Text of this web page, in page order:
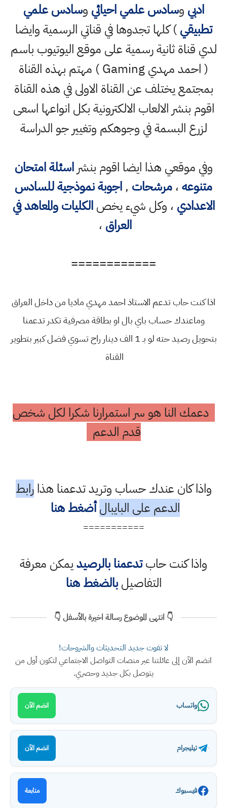
ادبي وسادس علمي احيائي وسادس علمي
تطبيقي) كلها تجدوها في قناتي الرسمية وايضا
لدي قناة ثانية رسمية على موقع اليوتيوب باسم
( احمد مهدي Gaming ) مهتم بهذه القناة
بمجتمع يختلف عن القناة الاولى في هذه القناة
اقوم بنشر الالعاب الالكترونية بكل انواعها اسعى
لزرع البسمة في وجوهكم وتغيير جو الدراسة
وفي موقعي هذا ايضا اقوم بنشراسئلة امتحان
متنوعه،مرشحات ,اجوبة نموذجية للسادس
الاعدادي ، وكل شيء يخصالكليات والمعاهد في
العراق ،
============
اذا كنت حاب تدعم الاستاذ احمد مهدي ماديا من داخل العراق
وماعندك حساب باي بال او بطاقة مصرفية تكدر تدعمنا
بتحويل رصيد حته لو بـ 1 الف دينار راح تسوي فضل كبير بتطوير
القناة
دعمك النا هو سر استمرارنا شكرا لكل شخص
قدم الدعم
واذا كان عندك حساب وتريد تدعمنا هذارابط
الدعم على البايبال أضغط هنا
===========
واذا كنت حابتدعمنا بالرصيديمكن معرفة
التفاصيلبالضغط هنا
👇 انتهى الموضوع رسالة اخيرة بالأسفل 👇
لا تفوت جديد التحديثات والشروحات!
انضم الآن إلى عائلتنا عبر منصات التواصل الاجتماعي لتكون أول من
يتوصل بكل جديد وحصري.
واتساب انضم الآن
تيليجرام انضم الآن
فيسبوك متابعة